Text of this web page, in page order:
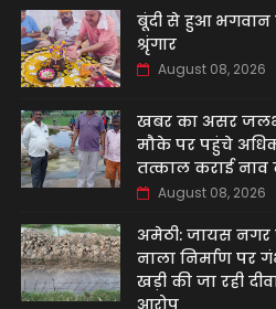
बूंदी से हुआ भगवान
श्रृंगार
August 08, 2026
खबर का असर
मौके पर पहुंचे
तत्काल कराई नाव
August 08, 2026
अमेठी: जायस नगर
नाला निर्माण पर
खड़ी की जा रही
आरोप